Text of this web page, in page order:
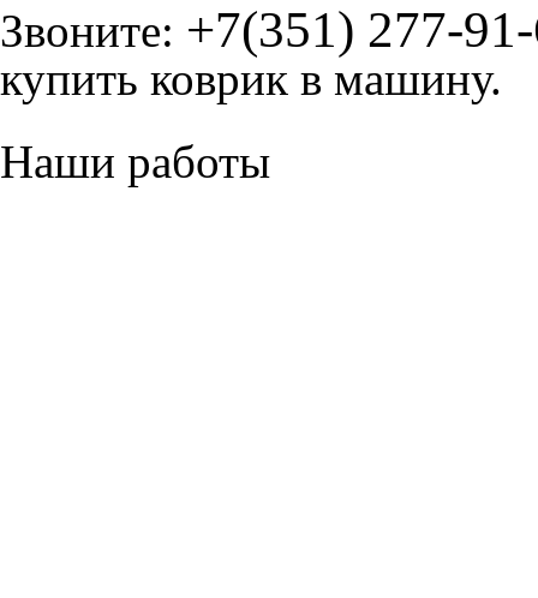
Звоните: +7(351) 277-
купить коврик в машину.
Наши работы